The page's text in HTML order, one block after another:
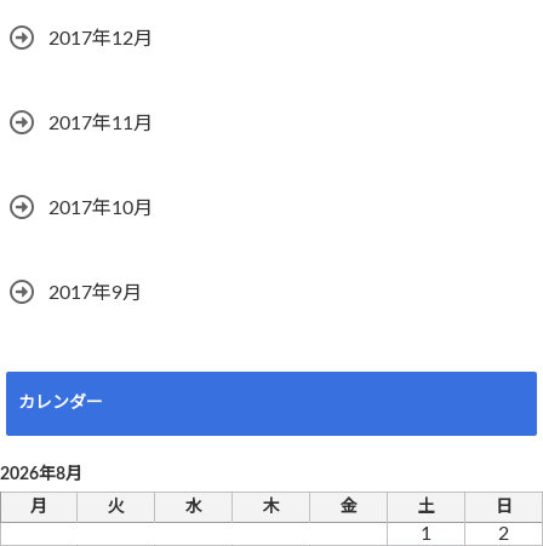
2017年12月
2017年11月
2017年10月
2017年9月
カレンダー
2026年8月
月
火 水 木 金 土 日
1
2